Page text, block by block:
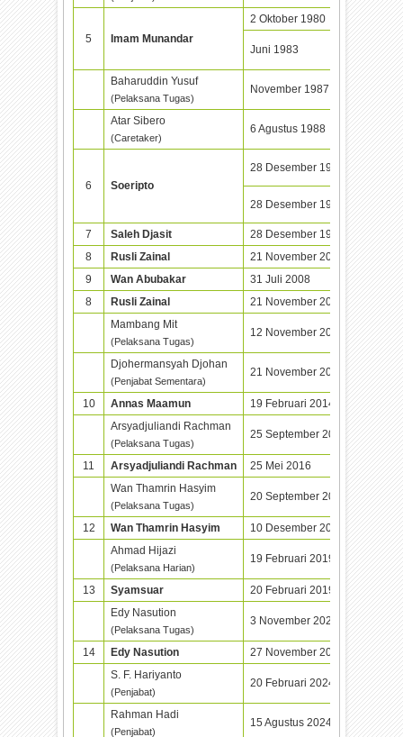
5 Imam Munandar
2 Oktober 1980 Juni
Juni 1983 21 Juni
Baharuddin Yusuf
(Pelaksana Tugas)
November 1987 6
Atar Sibero
(Caretaker)
6 Agustus 1988 28
6 Soeripto
28 Desember 1988 28
28 Desember 1993 28
7 Saleh Djasit 28 Desember 1998
21
8
Rusli Zainal 21 November 2003
31 Juli
9
Wan Abubakar 31 Juli 2008
21
8
Rusli Zainal 21 November 2008
12
Mambang Mit
(Pelaksana Tugas)
12 November 2013 21
Djohermansyah Djohan
(Penjabat Sementara)
21 November 2013 19
10 Annas Maamun 19 Februari 2014
29 April
Arsyadjuliandi Rachman
(Pelaksana Tugas)
25 September 2014 25 Mei
11 Arsyadjuliandi Rachman 25 Mei 2016
20
Wan Thamrin Hasyim
(Pelaksana Tugas)
20 September 2018 10
12 Wan Thamrin Hasyim 10 Desember 2018
19
Ahmad Hijazi
(Pelaksana Harian)
19 Februari 2019 20
13 Syamsuar 20 Februari 2019
3
Edy Nasution
(Pelaksana Tugas)
3 November 2023 27
14 Edy Nasution 27 November 2023
20
S. F. Hariyanto
(Penjabat)
20 Februari 2024 15
Rahman Hadi
(Penjabat)
15 Agustus 2024 20